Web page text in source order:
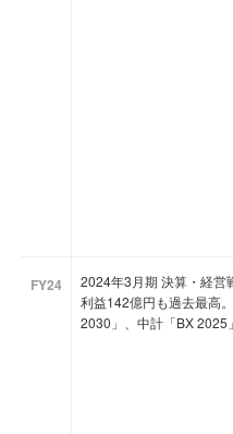
FY24
2024年3月期 決算・経営
利益142億円も過去最高
2030」、中計「BX 2025